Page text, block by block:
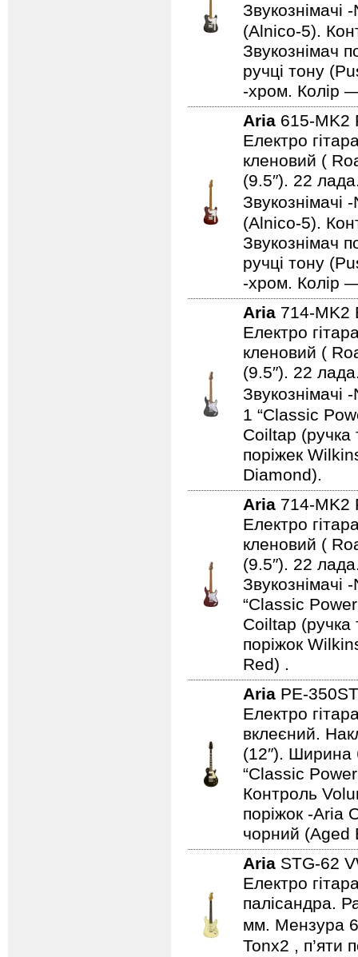
(Alnico-5).
Звукознімач
ручці тону
-хром. Колір
Aria 615-MK2
Електро
кленовий (
(9.5″). 22
(Alnico-5).
Звукознімач
ручці тону
-хром. Колір
Aria 714-MK2
Електро
кленовий (
(9.5″). 22
1 “Classic
Coiltap (ручка
поріжек
Diamond).
Aria 714-MK2
Електро
кленовий (
(9.5″). 22
“Classic
Coiltap (ручка
поріжок
Red) .
Aria PE-
Електро
вклеєний.
(12″). Ширина
“Classic
Контроль
поріжок -Aria
чорний (Aged
Aria STG-62
Електро
палісандра.
мм. Мензура
Tonx2 , п’яти